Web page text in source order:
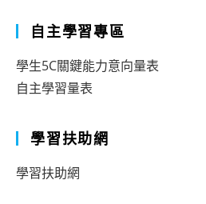
自主學習專區
學生5C關鍵能力意向量表
自主學習量表
學習扶助網
學習扶助網